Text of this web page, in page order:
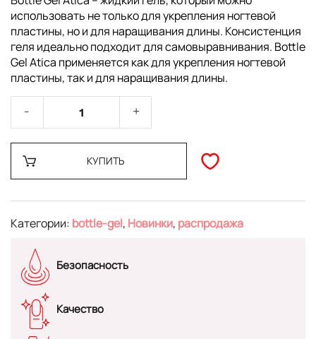
использовать не только для укрепления ногтевой
пластины, но и для наращивания длины. Консистенция
геля идеально подходит для самовыравнивания. Bottle
Gel Atica применяется как для укрепления ногтевой
пластины, так и для наращивания длины.
КУПИТЬ
Категории: bottle-gel, Новинки, распродажа
Безопасность
Качество